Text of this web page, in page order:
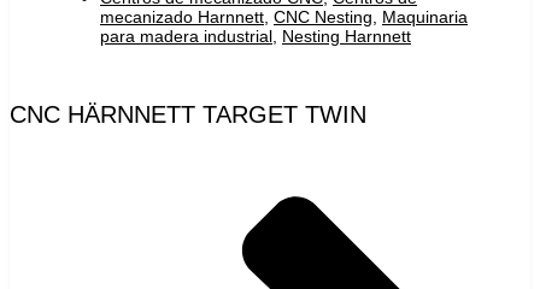
mecanizado Harnnett CNC Nesting
Maquinaria
para madera industrial Nesting Harnnett
CNC HÄRNNETT TARGET TWIN